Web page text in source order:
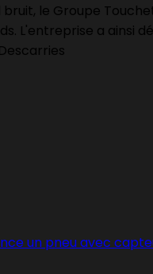
bruit, le Groupe
L'entreprise a ainsi